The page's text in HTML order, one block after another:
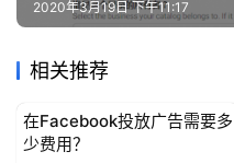
2020年3月19日 下午11:17
相关推荐
出海头条
在Facebook投放广告需要多
少费用？